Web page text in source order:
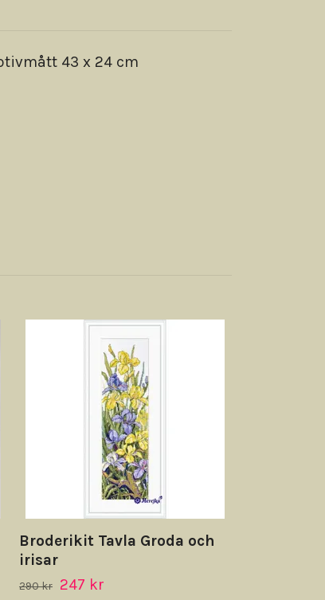
43 x 24 cm
Broderikit Tavla Groda och
irisar
290 kr 247 kr